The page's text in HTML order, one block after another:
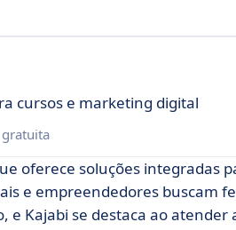
cursos e marketing digital
oferece soluções integradas
e empreendedores buscam
Kajabi se destaca ao atender